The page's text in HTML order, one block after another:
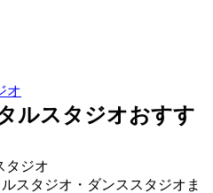
オ
ルスタジオおすす
タジオ
スタジオ・ダンススタジオま